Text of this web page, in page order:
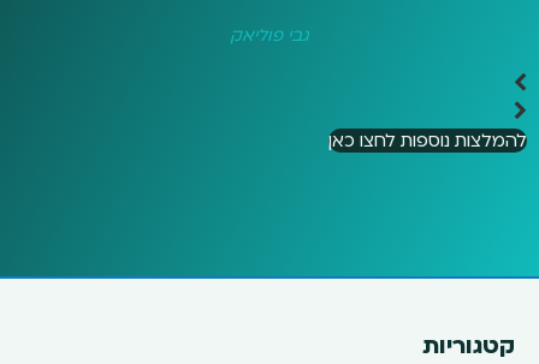
גבי פוליאק
להמלצות נוספות לחצו כאן
קטגוריות